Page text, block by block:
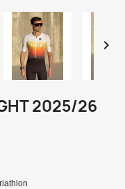

2025/26